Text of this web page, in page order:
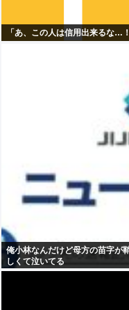
「あ、この人は信用出来るな…
俺小林なんだけど母方の苗字が
しくて泣いてる